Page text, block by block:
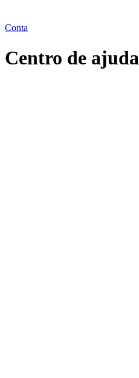
Conta
Centro de ajuda